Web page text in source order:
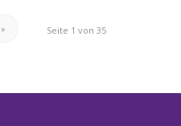
Seite 1 von 35
»